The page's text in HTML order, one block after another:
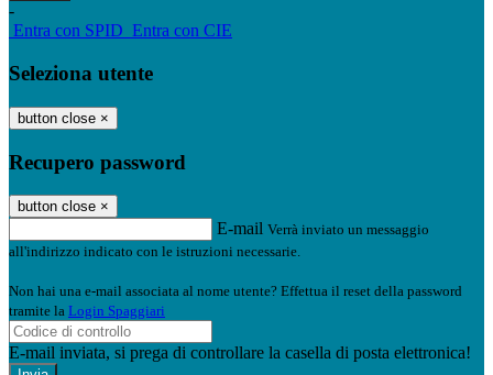
-
Entra con SPID Entra con CIE
Seleziona utente
button close ×
Recupero password
button close ×
E-mail Verrà inviato un messaggio
all'indirizzo indicato con le istruzioni necessarie.
Non hai una e-mail associata al nome utente? Effettua il reset della password
tramite la Login Spaggiari
E-mail inviata, si prega di controllare la casella di posta elettronica!